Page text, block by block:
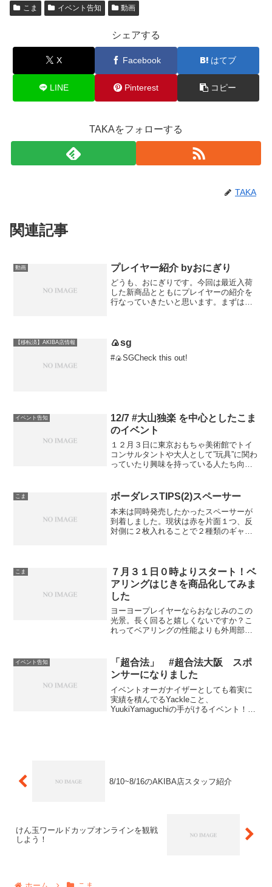
こま イベント告知 動画
シェアする
X Facebook はてブ
LINE Pinterest コピー
TAKAをフォローする
TAKA
関連記事
動画 プレイヤー紹介 byおにぎり
どうも、おにぎりです。今回は最近入荷
した新商品とともにプレイヤーの紹介を
行なっていきたいと思います。まずは先
【移転済】AKIBA店情報 🍙sg
#🍙SGCheck this out!
イベント告知
12/7 #大山独楽 を中心としたこま
のイベント
１２月３日に東京おもちゃ美術館でトイ
コンサルタントや大人として”玩具”に関わ
っていたり興味を持っている人たち向け
ただきました。おもちゃ美術館の学芸員
の方にも多く参加して...
こま ボーダレスTIPS(2)スペーサー
本来は同時発売したかったスペーサーが
到着しました。現状は赤を片面１つ、反
対側に２枚入れることで２種類のギャッ
したスペーサーになって...
こま
７月３１日０時よりスタート！ベ
アリングはじきを商品化してみま
した
ヨーヨープレイヤーならおなじみのこの
光景。長く回ると嬉しくないですか？こ
れってベアリングの性能よりも外周部に
とは限らないのですが、とはいえ、つい
つい回してしまいます。ベ...
イベント告知
「超合法」 #超合法大阪 スポ
ンサーになりました
イベントオーガナイザーとしても着実に
実績を積んでるYackleこと、
YuukiYamaguchiの手がけるイベント！去
8/10~8/16のAKIBA店スタッフ紹介
けん玉ワールドカップオンラインを観戦
しよう！